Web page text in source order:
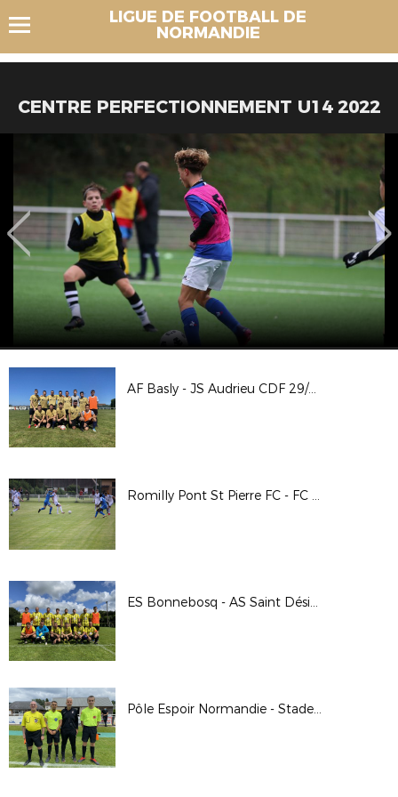
LIGUE DE FOOTBALL DE
NORMANDIE
CENTRE PERFECTIONNEMENT U14 2022
AF Basly - JS Audrieu CDF 29/08/2021
Romilly Pont St Pierre FC - FC Dieppe
ES Bonnebosq - AS Saint Désir 22/08/2021 CDF
Pôle Espoir Normandie - Stade Brestois 2020/2021